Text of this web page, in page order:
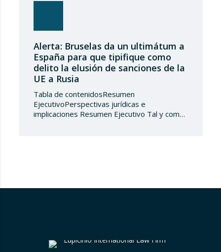
Alerta: Bruselas da un ultimátum a
España para que tipifique como
delito la elusión de sanciones de la
UE a Rusia
Tabla de contenidosResumen
EjecutivoPerspectivas jurídicas e
implicaciones Resumen Ejecutivo Tal y como